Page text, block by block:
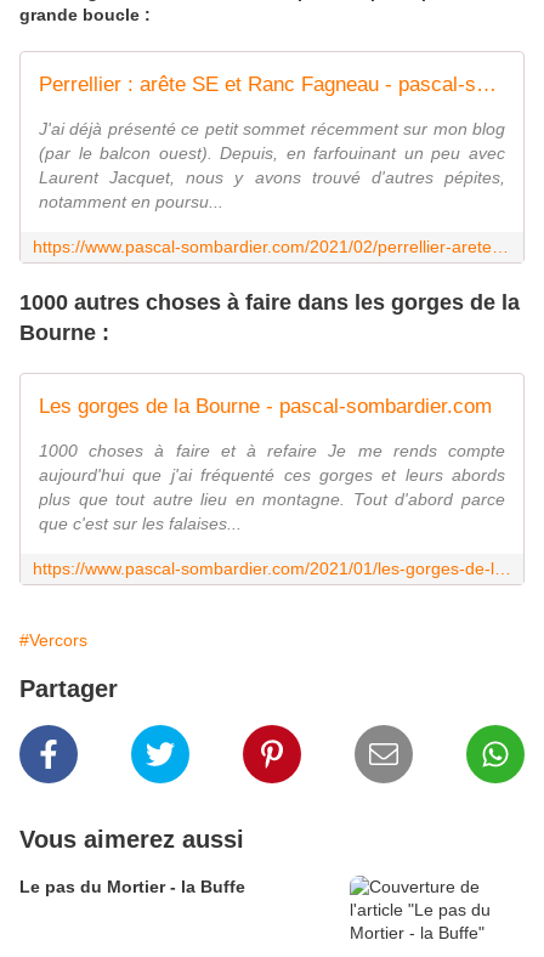
grande boucle :
Perrellier : arête SE et Ranc Fagneau - pascal-sombardier.com
J'ai déjà présenté ce petit sommet récemment sur mon blog
(par le balcon ouest). Depuis, en farfouinant un peu avec
Laurent Jacquet, nous y avons trouvé d'autres pépites,
notamment en poursu...
1000 autres choses à faire dans les gorges de la
Bourne :
Les gorges de la Bourne - pascal-sombardier.com
1000 choses à faire et à refaire Je me rends compte
aujourd'hui que j'ai fréquenté ces gorges et leurs abords
plus que tout autre lieu en montagne. Tout d'abord parce
que c'est sur les falaises...
#Vercors
Partager
Vous aimerez aussi
Le pas du Mortier - la Buffe